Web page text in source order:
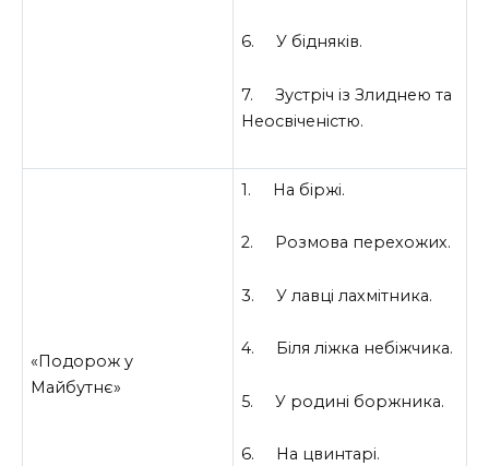
6. У бідняків.
7. Зустріч із Злиднею та
Неосвіченістю.
«Подорож у
Майбутнє»
1. На біржі.
2. Розмова перехожих.
3. У лавці лахмітника.
4. Біля ліжка небіжчика.
5. У родині боржника.
6. На цвинтарі.